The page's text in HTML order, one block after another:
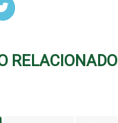
RELACIONADO